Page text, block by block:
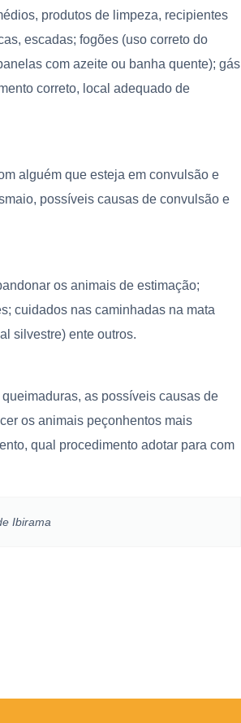
produtos de limpeza, recipientes
escadas; fogões (uso correto do
com azeite ou banha quente); gás
correto, local adequado de
alguém que esteja em convulsão e
possíveis causas de convulsão e
os animais de estimação;
cuidados nas caminhadas na mata
silvestre) ente outros.
as possíveis causas de
os animais peçonhentos mais
qual procedimento adotar para com
Ibirama